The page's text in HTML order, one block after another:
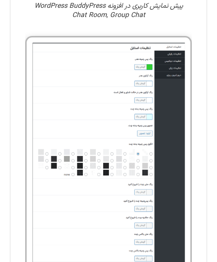
پیش نمایش کاربری در افزونه WordPress BuddyPress
Chat Room, Group Chat